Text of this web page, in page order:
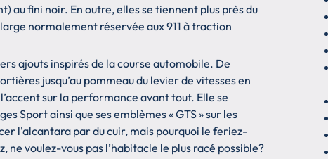
au fini noir. En outre, elles se tiennent plus près du
normalement réservée aux 911 à traction
ajouts inspirés de la course automobile. De
jusqu’au pommeau du levier de vitesses en
sur la performance avant tout. Elle se
Sport ainsi que ses emblèmes « GTS » sur les
l'alcantara par du cuir, mais pourquoi le feriez-
ne voulez-vous pas l’habitacle le plus racé possible?